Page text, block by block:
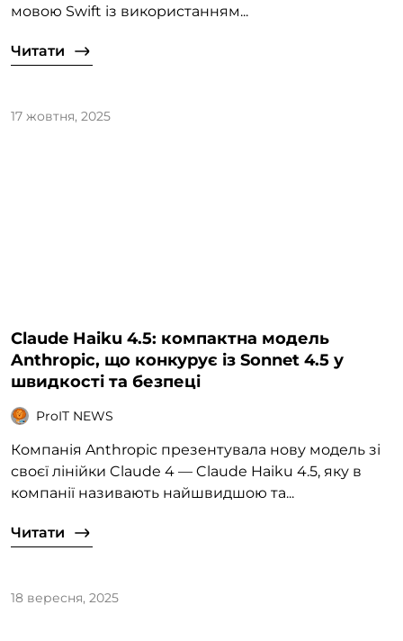
мовою Swift із використанням...
Читати
17 жовтня, 2025
Claude Haiku 4.5: компактна модель
Anthropic, що конкурує із Sonnet 4.5 у
швидкості та безпеці
ProIT NEWS
Компанія Anthropic презентувала нову модель зі
своєї лінійки Claude 4 — Claude Haiku 4.5, яку в
компанії називають найшвидшою та...
Читати
18 вересня, 2025